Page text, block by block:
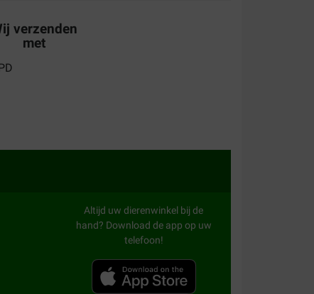
droogvoer. Zij blij ik blij
verzenden
met
Altijd uw dierenwinkel bij de
hand? Download de app op uw
telefoon!